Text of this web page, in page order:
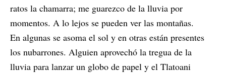
ratos la chamarra; me guarezco de la lluvia por
momentos. A lo lejos se pueden ver las montañas.
En algunas se asoma el sol y en otras están presentes
los nubarrones. Alguien aprovechó la tregua de la
lluvia para lanzar un globo de papel y el Tlatoani